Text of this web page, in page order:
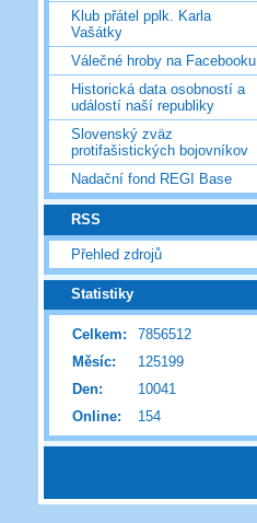
Klub přátel pplk. Karla
Vašátky
Válečné hroby na Facebooku
Historická data osobností a
událostí naší republiky
Slovenský zväz
protifašistických bojovníkov
Nadační fond REGI Base
RSS
Přehled zdrojů
Statistiky
Online: 154
Celkem:
7856512
Měsíc:
125199
Den:
10041